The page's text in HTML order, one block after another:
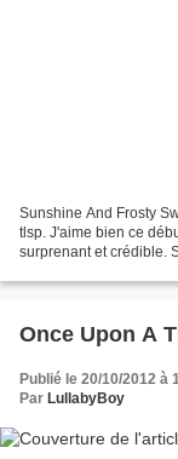
Sunshine And Frosty
tlsp. J'aime bien ce
surprenant et crédible.
Once Upon A
Publié le 20/10/2012 à
Par LullabyBoy